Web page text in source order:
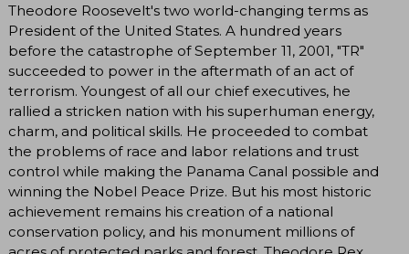
Theodore Roosevelt's two world-changing terms as
President of the United States. A hundred years
before the catastrophe of September 11, 2001, "TR"
succeeded to power in the aftermath of an act of
terrorism. Youngest of all our chief executives, he
rallied a stricken nation with his superhuman energy,
charm, and political skills. He proceeded to combat
the problems of race and labor relations and trust
control while making the Panama Canal possible and
winning the Nobel Peace Prize. But his most historic
achievement remains his creation of a national
conservation policy, and his monument millions of